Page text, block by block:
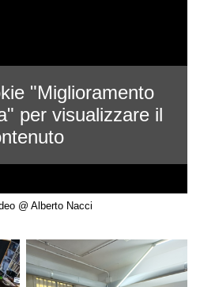
"Miglioramento
per visualizzare il
@ Alberto Nacci